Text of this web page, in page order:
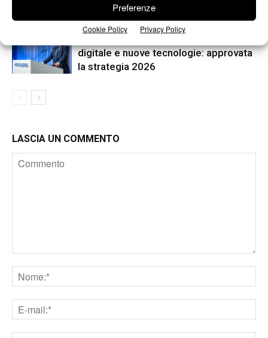
Preferenze
Cookie Policy Privacy Policy
filiera grafica e cartotecnica
digitale e nuove tecnologie: approvata
la strategia 2026
LASCIA UN COMMENTO